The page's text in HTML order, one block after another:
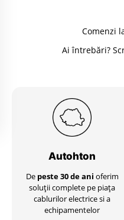
Comenzi
Ai întrebări?
Autohton
De peste 30 de ani oferim
soluții complete pe piața
cablurilor electrice si a
echipamentelor